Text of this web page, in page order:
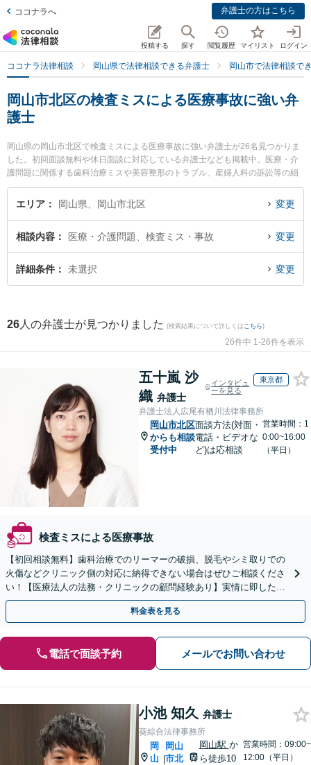
ココナラへ 弁護士の方はこちら
投稿する 探す 閲覧履歴 マイリスト ログイン
ココナラ法律相談 岡山県で法律相談できる弁護士 岡山市で法律相談で
岡山市北区の検査ミスによる医療事故に強い弁
護士
岡山県の岡山市北区で検査ミスによる医療事故に強い弁護士が26名見つかりま
した。初回面談無料や休日面談に対応している弁護士なども掲載中。医療・介
護問題に関係する歯科治療ミスや美容整形のトラブル、産婦人科の訴訟等の細
かな分野での絞り込み検索もでき便利です。特に葵綜合法律事務所の小池 知久
弁護士や弁護士法人山本・坪井綜合法律事務所 岡山オフィスの坪井 智之弁護
よる医療事故のトラブルを今すぐに弁護士に相談したい』『検査ミスによる医
療事故のトラブル解決の実績豊富な近くの弁護士を検索したい』『初回相談無
料で検査ミスによる医療事故を法律相談できる岡山市北区内の弁護士に相談予
エリア 岡山県、岡山市北区 変更
相談内容 医療・介護問題、検査ミス・事故 変更
詳細条件 未選択 変更
26 人の弁護士が見つかりました (検索結果について詳しくは こちら)
26件中 1-26件を表示
五十嵐 沙
織 弁護士
インタビュ
ーを見る
東京都
弁護士法人広尾有栖川法律事務所
岡山市北区
からも相談
受付中
面談方法(対面・
電話・ビデオな
ど)は応相談
営業時間：1
0:00~16:00
（平日）
検査ミスによる医療事故
【初回相談無料】歯科治療でのリーマーの破損、脱毛やシミ取りでの
火傷などクリニック側の対応に納得できない場合はぜひご相談くださ
い！【医療法人の法務・クリニックの顧問経験あり】実情に即したア
ドバイスで、納得のできるトラブルの解決を目指します。
料金表を見る
電話で面談予約 メールでお問い合わせ
小池 知久 弁護士
葵綜合法律事務所
岡
山 |
岡山
市北
岡山駅 か
ら徒歩10
営業時間：09:00~
12:00（平日）